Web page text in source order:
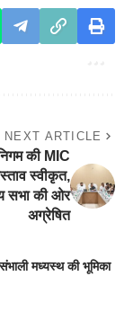
NEXT ARTICLE
की MIC
स्वीकृत,
सभा की ओर
अग्रेषित
मध्यस्थ की भूमिका